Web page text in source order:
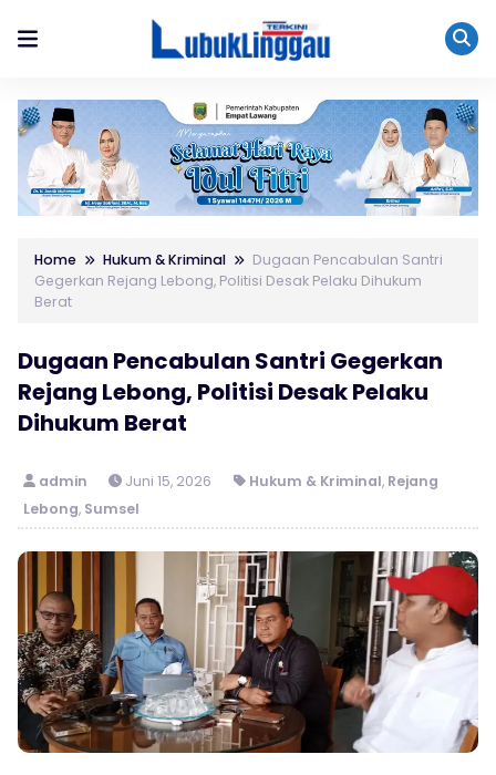
Home Hukum & Kriminal
Dugaan Pencabulan Santri
Gegerkan Rejang Lebong, Politisi Desak Pelaku Dihukum
Berat
Dugaan Pencabulan Santri Gegerkan
Rejang Lebong, Politisi Desak Pelaku
Dihukum Berat
admin Juni 15, 2026 Hukum & Kriminal, Rejang
Lebong, Sumsel